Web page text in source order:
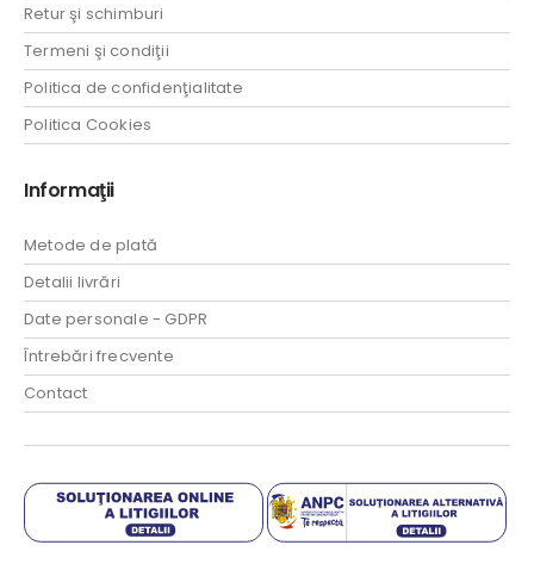
Retur şi schimburi
Termeni şi condiţii
Politica de confidenţialitate
Politica Cookies
Informaţii
Metode de plată
Detalii livrări
Date personale - GDPR
Întrebări frecvente
Contact